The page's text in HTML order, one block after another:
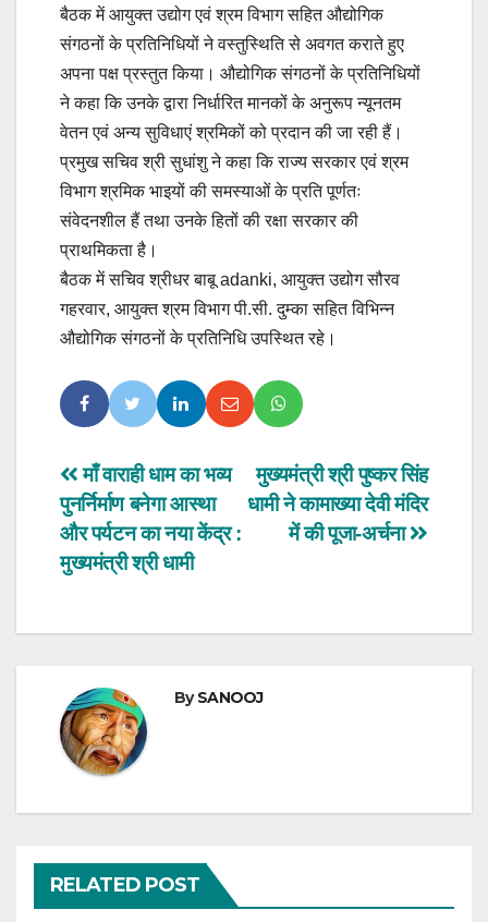
बैठक में आयुक्त उद्योग एवं श्रम विभाग सहित औद्योगिक
संगठनों के प्रतिनिधियों ने वस्तुस्थिति से अवगत कराते हुए
अपना पक्ष प्रस्तुत किया। औद्योगिक संगठनों के प्रतिनिधियों
ने कहा कि उनके द्वारा निर्धारित मानकों के अनुरूप न्यूनतम
वेतन एवं अन्य सुविधाएं श्रमिकों को प्रदान की जा रही हैं।
प्रमुख सचिव श्री सुधांशु ने कहा कि राज्य सरकार एवं श्रम
विभाग श्रमिक भाइयों की समस्याओं के प्रति पूर्णतः
संवेदनशील हैं तथा उनके हितों की रक्षा सरकार की
प्राथमिकता है।
बैठक में सचिव श्रीधर बाबू adanki, आयुक्त उद्योग सौरव
गहरवार, आयुक्त श्रम विभाग पी.सी. दुम्का सहित विभिन्न
औद्योगिक संगठनों के प्रतिनिधि उपस्थित रहे।
Post
navigation
मुख्यमंत्री श्री पुष्कर सिंह
धामी ने कामाख्या देवी मंदिर
में की पूजा-अर्चना
माँ वाराही धाम का भव्य
पुनर्निर्माण बनेगा आस्था
और पर्यटन का नया केंद्र :
मुख्यमंत्री श्री धामी
BySANOOJ
RELATED POST